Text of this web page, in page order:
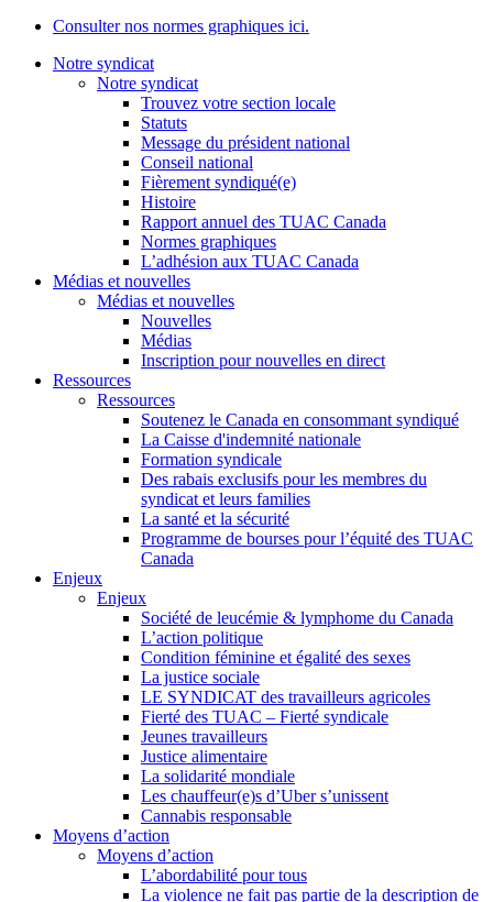
Consulter nos normes graphiques ici.
Notre syndicat
Notre syndicat
Trouvez votre section locale
Statuts
Message du président national
Conseil national
Fièrement syndiqué(e)
Histoire
Rapport annuel des TUAC Canada
Normes graphiques
L’adhésion aux TUAC Canada
Médias et nouvelles
Médias et nouvelles
Nouvelles
Médias
Inscription pour nouvelles en direct
Ressources
Ressources
Soutenez le Canada en consommant syndiqué
La Caisse d'indemnité nationale
Formation syndicale
Des rabais exclusifs pour les membres du
syndicat et leurs families
La santé et la sécurité
Programme de bourses pour l’équité des TUAC
Canada
Enjeux
Enjeux
Société de leucémie & lymphome du Canada
L’action politique
Condition féminine et égalité des sexes
La justice sociale
LE SYNDICAT des travailleurs agricoles
Fierté des TUAC – Fierté syndicale
Jeunes travailleurs
Justice alimentaire
La solidarité mondiale
Les chauffeur(e)s d’Uber s’unissent
Cannabis responsable
Moyens d’action
Moyens d’action
L’abordabilité pour tous
La violence ne fait pas partie de la description de